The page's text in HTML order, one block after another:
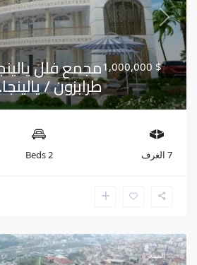
Next
$ 1,000,000 مجمع فلل
طرابزون /
7 الغرف 2 Beds
المميزة